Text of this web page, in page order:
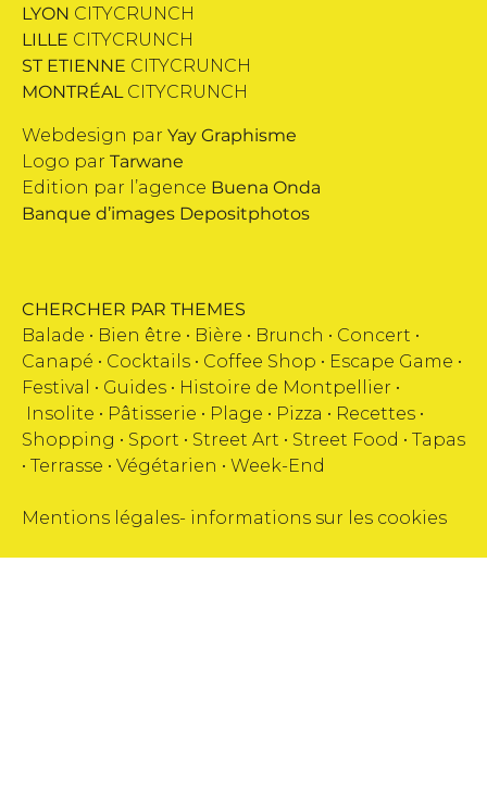
LYON CITYCRUNCH
LILLE CITYCRUNCH
ST ETIENNE CITYCRUNCH
MONTRÉAL CITYCRUNCH
Webdesign par Yay Graphisme
Logo par Tarwane
Edition par l’agence Buena Onda
Banque d’images Depositphotos
CHERCHER PAR THEMES
Balade • Bien être • Bière • Brunch • Concert •
Canapé • Cocktails • Coffee Shop • Escape Game •
Festival
• Guides • Histoire de Montpellier •
Insolite • Pâtisserie • Plage • Pizza • Recettes •
Shopping • Sport • Street Art • Street Food • Tapas
• Terrasse • Végétarien • Week-End
Mentions légales- informations sur les cookies